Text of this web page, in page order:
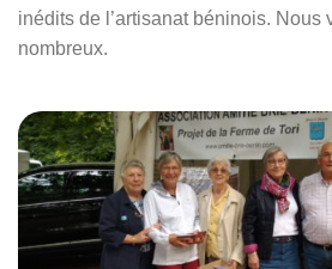
inédits de l’artisanat béninois. Nous
nombreux.